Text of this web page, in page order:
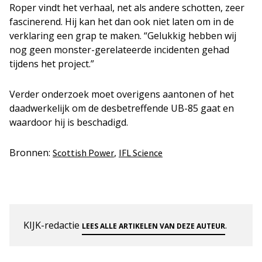
Roper vindt het verhaal, net als andere schotten, zeer
fascinerend. Hij kan het dan ook niet laten om in de
verklaring een grap te maken. “Gelukkig hebben wij
nog geen monster-gerelateerde incidenten gehad
tijdens het project.”
Verder onderzoek moet overigens aantonen of het
daadwerkelijk om de desbetreffende UB-85 gaat en
waardoor hij is beschadigd.
Bronnen: Scottish Power, IFL Science
KIJK-redactie LEES ALLE ARTIKELEN VAN DEZE AUTEUR.